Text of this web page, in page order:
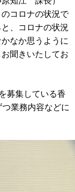
コロナの状況で
、コロナの状況
なか思うように
聞きいたしてお
募集している香
業務内容などに